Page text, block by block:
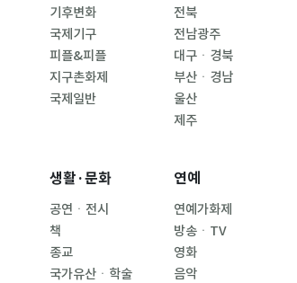
기후변화
국제기구
피플&피플
지구촌화제
국제일반
전북
전남광주
대구ㆍ경북
부산ㆍ경남
울산
제주
생활·문화
공연ㆍ전시
책
종교
국가유산ㆍ학술
연예
연예가화제
방송ㆍTV
영화
음악